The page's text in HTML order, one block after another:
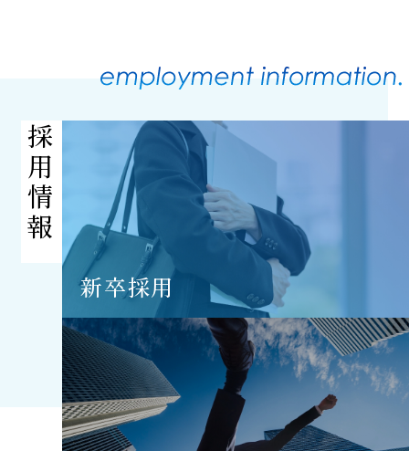
採
用
情
報
新卒採用